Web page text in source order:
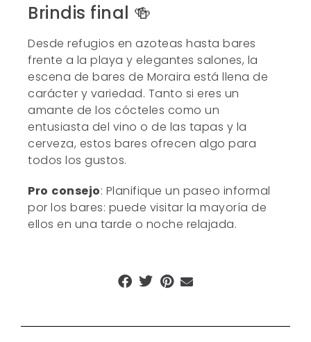
Brindis final 🍻
Desde refugios en azoteas hasta bares
frente a la playa y elegantes salones, la
escena de bares de Moraira está llena de
carácter y variedad. Tanto si eres un
amante de los cócteles como un
entusiasta del vino o de las tapas y la
cerveza, estos bares ofrecen algo para
todos los gustos.
Pro consejo: Planifique un paseo informal
por los bares: puede visitar la mayoría de
ellos en una tarde o noche relajada.